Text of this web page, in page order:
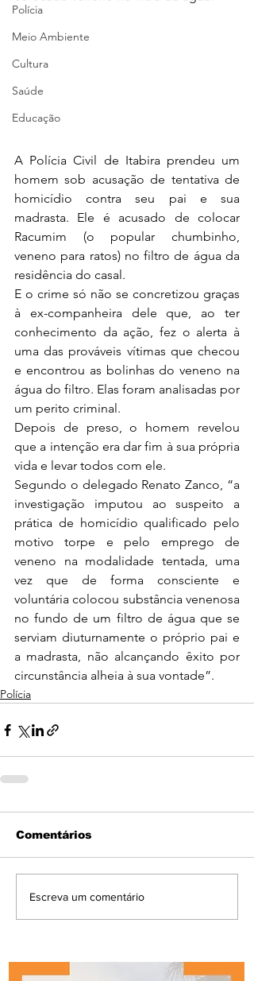
Polícia
Meio Ambiente
Cultura
Saúde
Educação
A Polícia Civil de Itabira prendeu um
homem sob acusação de tentativa de
homicídio contra seu pai e sua
madrasta. Ele é acusado de colocar
Racumim (o popular chumbinho,
veneno para ratos) no filtro de água da
residência do casal.
E o crime só não se concretizou graças
à ex-companheira dele que, ao ter
conhecimento da ação, fez o alerta à
uma das prováveis vítimas que checou
e encontrou as bolinhas do veneno na
água do filtro. Elas foram analisadas por
um perito criminal.
Depois de preso, o homem revelou
que a intenção era dar fim à sua própria
vida e levar todos com ele.
Segundo o delegado Renato Zanco, “a
investigação imputou ao suspeito a
prática de homicídio qualificado pelo
motivo torpe e pelo emprego de
veneno na modalidade tentada, uma
vez que de forma consciente e
voluntária colocou substância venenosa
no fundo de um filtro de água que se
serviam diuturnamente o próprio pai e
a madrasta, não alcançando êxito por
circunstância alheia à sua vontade”.
Polícia
Comentários
Escreva um comentário